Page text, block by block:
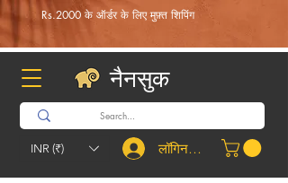
Rs.2000 के ऑर्डर के लिए मुफ़्त शिपिंग
नैनसुक
INR (₹) लॉगिन करें